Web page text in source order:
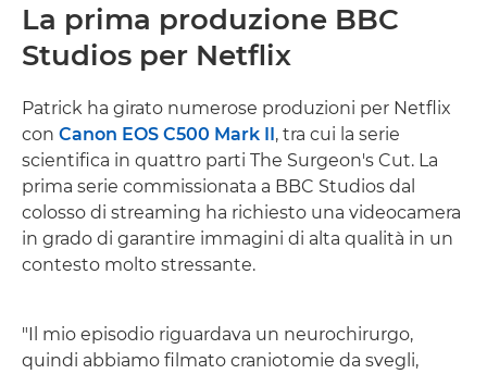
La prima produzione BBC
Studios per Netflix
Patrick ha girato numerose produzioni per Netflix
con Canon EOS C500 Mark II, tra cui la serie
scientifica in quattro parti The Surgeon's Cut. La
prima serie commissionata a BBC Studios dal
colosso di streaming ha richiesto una videocamera
in grado di garantire immagini di alta qualità in un
contesto molto stressante.
"Il mio episodio riguardava un neurochirurgo,
quindi abbiamo filmato craniotomie da svegli,